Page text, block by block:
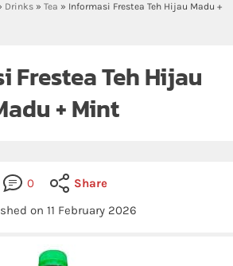
Drinks » Tea » Informasi Frestea Teh Hijau Madu +
Frestea Teh Hijau
+ Mint
0
Share
on 11 February 2026